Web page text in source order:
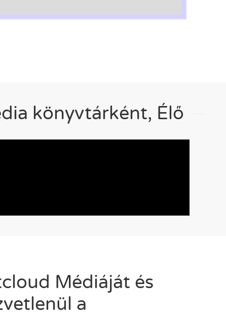
könyvtárként, Élő
Médiáját és
a